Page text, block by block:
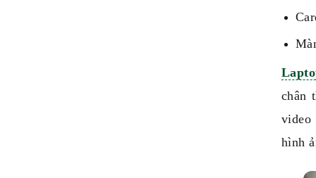
chân
video
hình